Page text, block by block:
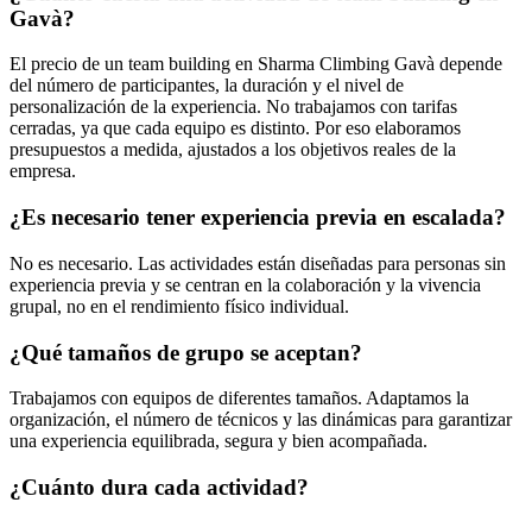
Gavà?
El precio de un team building en Sharma Climbing Gavà depende
del número de participantes, la duración y el nivel de
personalización de la experiencia. No trabajamos con tarifas
cerradas, ya que cada equipo es distinto. Por eso elaboramos
presupuestos a medida, ajustados a los objetivos reales de la
empresa.
¿Es necesario tener experiencia previa en escalada?
No es necesario. Las actividades están diseñadas para personas sin
experiencia previa y se centran en la colaboración y la vivencia
grupal, no en el rendimiento físico individual.
¿Qué tamaños de grupo se aceptan?
Trabajamos con equipos de diferentes tamaños. Adaptamos la
organización, el número de técnicos y las dinámicas para garantizar
una experiencia equilibrada, segura y bien acompañada.
¿Cuánto dura cada actividad?